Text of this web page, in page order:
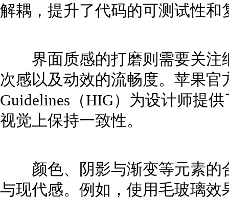
解耦，提升了代码的可测试性和
界面质感的打磨则需要关注
次感以及动效的流畅度。苹果官
Guidelines（HIG）为设计师提
视觉上保持一致性。
颜色、阴影与渐变等元素的
与现代感。例如，使用毛玻璃